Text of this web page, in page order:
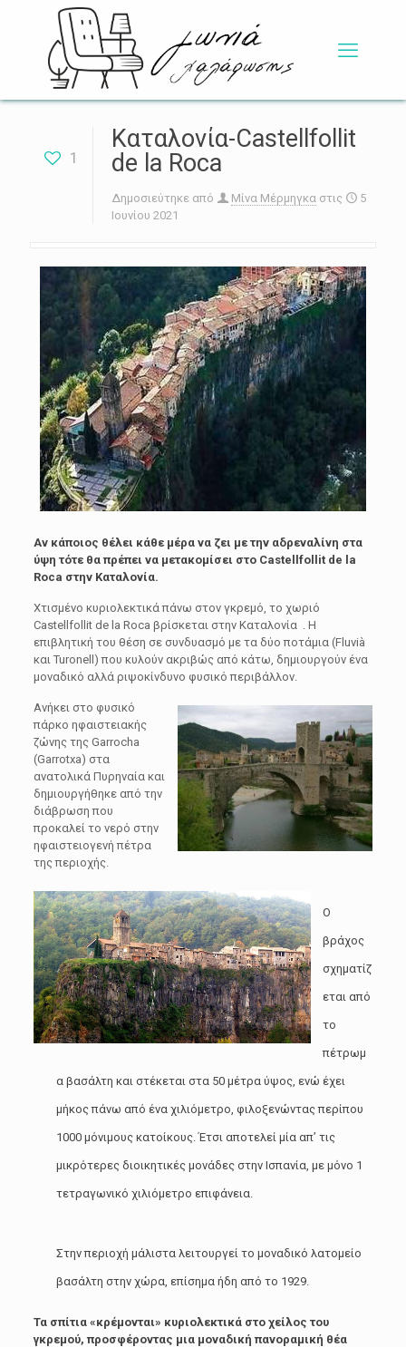
1
Καταλονία-Castellfollit
de la Roca
Δημοσιεύτηκε από Μίνα Μέρμηγκα στις
5
Ιουνίου 2021
Αν κάποιος θέλει κάθε μέρα να ζει με την αδρεναλίνη στα
ύψη τότε θα πρέπει να μετακομίσει στο Castellfollit de la
Roca στην Καταλονία.
Χτισμένο κυριολεκτικά πάνω στον γκρεμό, το χωριό
Castellfollit de la Roca βρίσκεται στην Καταλονία . Η
επιβλητική του θέση σε συνδυασμό με τα δύο ποτάμια (Fluvià
και Turonell) που κυλούν ακριβώς από κάτω, δημιουργούν ένα
μοναδικό αλλά ριψοκίνδυνο φυσικό περιβάλλον.
Ανήκει στο φυσικό
πάρκο ηφαιστειακής
ζώνης της Garrocha
(Garrotxa) στα
ανατολικά Πυρηναία και
δημιουργήθηκε από την
διάβρωση που
προκαλεί το νερό στην
ηφαιστειογενή πέτρα
της περιοχής.
Ο
βράχος
σχηματίζ
εται από
το
πέτρωμ
α βασάλτη και στέκεται στα 50 μέτρα ύψος, ενώ έχει
μήκος πάνω από ένα χιλιόμετρο, φιλοξενώντας περίπου
1000 μόνιμους κατοίκους. Έτσι αποτελεί μία απ’ τις
μικρότερες διοικητικές μονάδες στην Ισπανία, με μόνο 1
τετραγωνικό χιλιόμετρο επιφάνεια.
Στην περιοχή μάλιστα λειτουργεί το μοναδικό λατομείο
βασάλτη στην χώρα, επίσημα ήδη από το 1929.
Τα σπίτια «κρέμονται» κυριολεκτικά στο χείλος του
γκρεμού, προσφέροντας μια μοναδική πανοραμική θέα